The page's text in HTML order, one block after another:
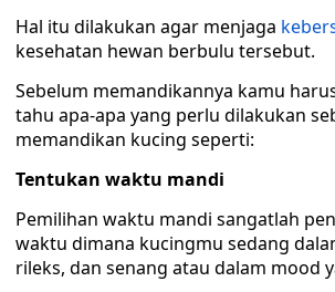
Hal itu dilakukan agar menjaga
kesehatan hewan berbulu tersebut.
Sebelum memandikannya kamu
tahu apa-apa yang perlu dilakukan
memandikan kucing seperti:
Tentukan waktu mandi
Pemilihan waktu mandi sangatlah
waktu dimana kucingmu sedang
rileks, dan senang atau dalam mood